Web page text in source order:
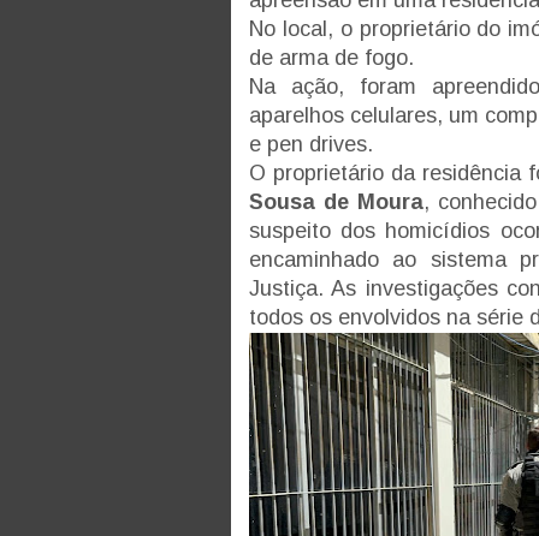
No local, o proprietário do
de arma de fogo.
Na ação, foram
aparelhos celulares, um
e pen drives.
O proprietário da
Sousa de Moura,
suspeito dos homicídios
encaminhado ao sistema
Justiça. As investigações
todos os envolvidos na série